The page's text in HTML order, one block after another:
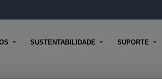
SUSTENTABILIDADE SUPORTE